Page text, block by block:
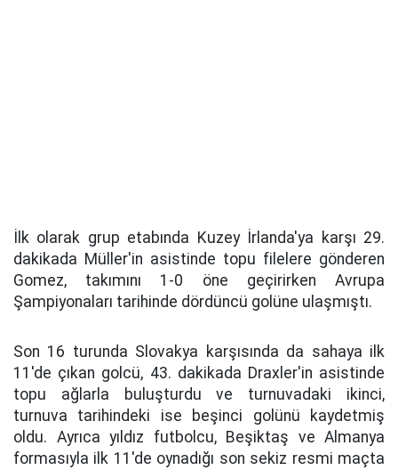
İlk olarak grup etabında Kuzey İrlanda'ya karşı 29.
dakikada Müller'in asistinde topu filelere gönderen
Gomez, takımını 1-0 öne geçirirken Avrupa
Şampiyonaları tarihinde dördüncü golüne ulaşmıştı.
Son 16 turunda Slovakya karşısında da sahaya ilk
11'de çıkan golcü, 43. dakikada Draxler'in asistinde
topu ağlarla buluşturdu ve turnuvadaki ikinci,
turnuva tarihindeki ise beşinci golünü kaydetmiş
oldu. Ayrıca yıldız futbolcu, Beşiktaş ve Almanya
formasıyla ilk 11'de oynadığı son sekiz resmi maçta